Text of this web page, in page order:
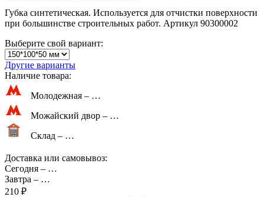
Губка синтетическая. Используется для отчистки поверхности
при большинстве строительных работ. Артикул 90300002
Выберите свой вариант:
Другие варианты
Наличие товара:
Молодежная – …
Можайский двор – …
Склад – …
Доставка или самовывоз:
Сегодня – …
Завтра – …
210 ₽